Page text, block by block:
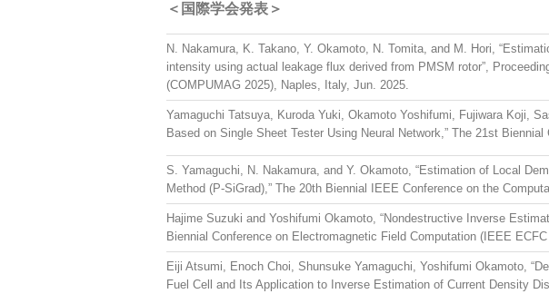
＜国際学会発表＞
N. Nakamura, K. Takano, Y. Okamoto, N. Tomita, and M. Hori,
intensity using actual leakage flux derived from PMSM rotor”,
(COMPUMAG 2025), Naples, Italy, Jun. 2025.
Yamaguchi Tatsuya, Kuroda Yuki, Okamoto Yoshifumi, Fujiwara Koji,
Based on Single Sheet Tester Using Neural Network,” The 21st
S. Yamaguchi, N. Nakamura, and Y. Okamoto, “Estimation of Local
Method (P-SiGrad),” The 20th Biennial IEEE Conference on the
Hajime Suzuki and Yoshifumi Okamoto, “Nondestructive Inverse
Biennial Conference on Electromagnetic Field Computation (IEEE
Eiji Atsumi, Enoch Choi, Shunsuke Yamaguchi, Yoshifumi Okamoto,
Fuel Cell and Its Application to Inverse Estimation of Current Density